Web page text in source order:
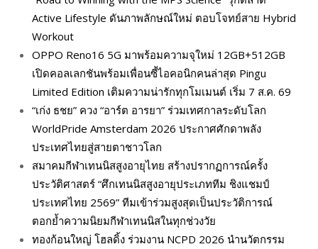
Active Lifestyle ดันภาพลักษณ์ใหม่ ตอบโจทย์สาย Hybrid
Workout
OPPO Reno16 5G มาพร้อมความจุใหม่ 12GB+512GB
เปิดคอลเลกชันพร้อมเพื่อนซี้ไอคอนิกคนล่าสุด Pingu
Limited Edition เติมความน่ารักทุกโมเมนต์ เริ่ม 7 ส.ค. 69
“เก่ง ธชย” ควง “อาร์ต อารยา” ร่วมเทศกาลระดับโลก
WorldPride Amsterdam 2026 ประกาศศักดาพลัง
ประเทศไทยสู่สายตาชาวโลก
สมาคมกีฬาเทนนิสสูงอายุไทย สร้างปรากฏการณ์ครั้ง
ประวัติศาสตร์ “ศึกเทนนิสสูงอายุประเภททีม ชิงแชมป์
ประเทศไทย 2569” ทีมเข้าร่วมสูงสุดเป็นประวัติการณ์
ตอกย้ำความนิยมกีฬาเทนนิสในทุกช่วงวัย
ทองก้อนใหญ่ โฮลดิ้ง ร่วมงาน NCPD 2026 นำนวัตกรรม